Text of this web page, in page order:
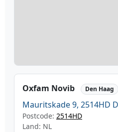
Oxfam Novib Den Haag
Mauritskade 9, 2514HD
Postcode: 2514HD
Land: NL